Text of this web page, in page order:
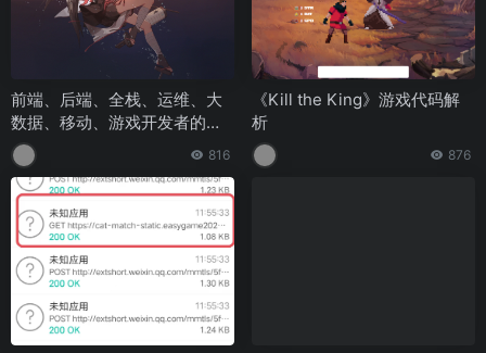
前端、后端、全栈、运维、大
数据、移动、游戏开发者的终
极指南
816
《Kill the King》游戏代码解
析
876